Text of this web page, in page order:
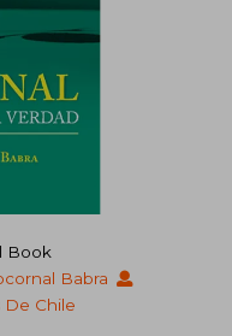
Book
Babra
De Chile